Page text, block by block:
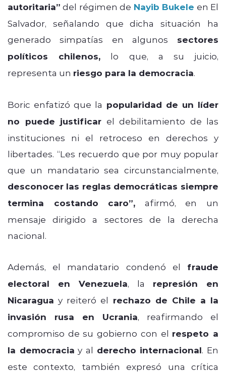
autoritaria” del régimen de Nayib Bukele en El
Salvador, señalando que dicha situación ha
generado simpatías en algunos sectores
políticos chilenos, lo que, a su juicio,
representa un riesgo para la democracia.
Boric enfatizó que la popularidad de un líder
no puede justificar el debilitamiento de las
instituciones ni el retroceso en derechos y
libertades. “Les recuerdo que por muy popular
que un mandatario sea circunstancialmente,
desconocer las reglas democráticas siempre
termina costando caro”, afirmó, en un
mensaje dirigido a sectores de la derecha
nacional.
Además, el mandatario condenó el fraude
electoral en Venezuela, la represión en
Nicaragua y reiteró el rechazo de Chile a la
invasión rusa en Ucrania, reafirmando el
compromiso de su gobierno con el respeto a
la democracia y al derecho internacional. En
este contexto, también expresó una crítica